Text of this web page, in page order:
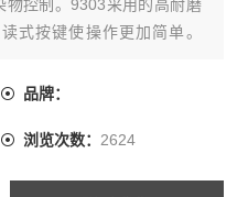
控制。9303采用的高耐磨
式按键使操作更加简单。
品牌：
浏览次数： 2624